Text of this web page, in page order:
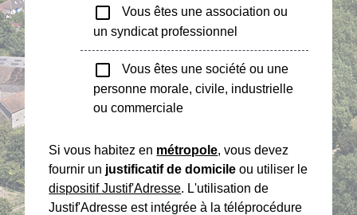
check_box_outline_blank
Vous êtes une association ou
un syndicat professionnel
check_box_outline_blank
Vous êtes une société ou une
personne morale, civile, industrielle
ou commerciale
Si vous habitez en métropole, vous devez
fournir un justificatif de domicile ou utiliser le
dispositif Justif'Adresse. L'utilisation de
Justif'Adresse est intégrée à la téléprocédure